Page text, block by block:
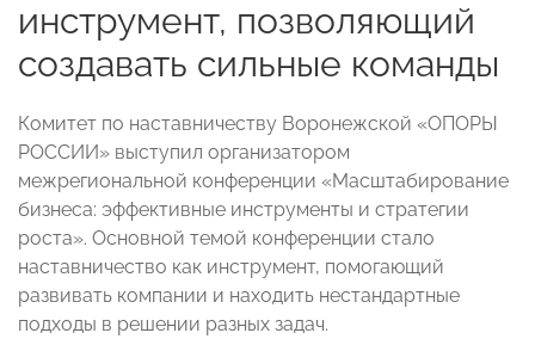
инструмент, позволяющий
создавать сильные команды
Комитет по наставничеству Воронежской «ОПОРЫ
РОССИИ» выступил организатором
межрегиональной конференции «Масштабирование
бизнеса: эффективные инструменты и стратегии
роста». Основной темой конференции стало
наставничество как инструмент, помогающий
развивать компании и находить нестандартные
подходы в решении разных задач.